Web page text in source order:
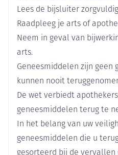
Onderhoudsdosis: max. 20
Aanvangsdosis: 10 mg /dag
Onderhoudsdosis: max. 20
In een enkele gift inneme
Met of zonder voedsel
33 mm
Hoeveelheid
Verpakking
56
Actieve
Ingrediënten
Behoud
Lees de bijsluiter
Raadpleeg je arts of
Neem in geval van
arts.
Geneesmiddelen zijn geen
kunnen nooit
De wet verbiedt
geneesmiddelen terug te
In het belang van uw
geneesmiddelen die u
gesorteerd bij de vervallen